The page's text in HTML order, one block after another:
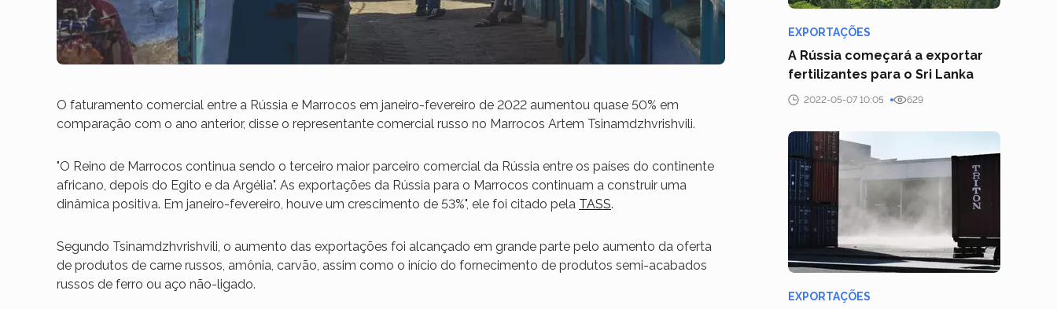
O faturamento comercial entre a Rússia e Marrocos em janeiro-fevereiro de 2022 aumentou quase 50% em
comparação com o ano anterior, disse o representante comercial russo no Marrocos Artem Tsinamdzhvrishvili.
"O Reino de Marrocos continua sendo o terceiro maior parceiro comercial da Rússia entre os países do continente
africano, depois do Egito e da Argélia". As exportações da Rússia para o Marrocos continuam a construir uma
dinâmica positiva. Em janeiro-fevereiro, houve um crescimento de 53%", ele foi citado pela TASS.
Segundo Tsinamdzhvrishvili, o aumento das exportações foi alcançado em grande parte pelo aumento da oferta
de produtos de carne russos, amônia, carvão, assim como o início do fornecimento de produtos semi-acabados
russos de ferro ou aço não-ligado.
EXPORTAÇÕES
A Rússia começará a exportar
fertilizantes para o Sri Lanka
2022-05-07 10:05 629
EXPORTAÇÕES